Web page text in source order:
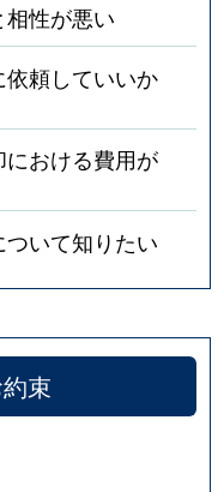
性が悪い
頼していいか
おける費用が
いて知りたい
束